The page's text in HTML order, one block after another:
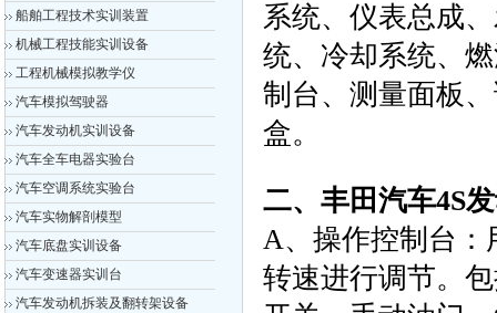
船舶工程技术实训装置
机械工程技能实训设备
工程机械模拟教学仪
汽车模拟驾驶器
汽车发动机实训设备
汽车全车电器实验台
汽车空调系统实验台
汽车实物解剖模型
汽车底盘实训设备
汽车变速器实训台
汽车发动机拆装及翻转架设备
系统、仪表总成
统、冷却系统、
制台、测量面板
盒。
二、丰田汽车4S
A、操作控制台：
转速进行调节。